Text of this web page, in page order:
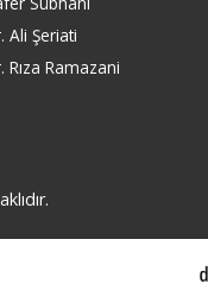
Ali Şeriati
Rıza Ramazani